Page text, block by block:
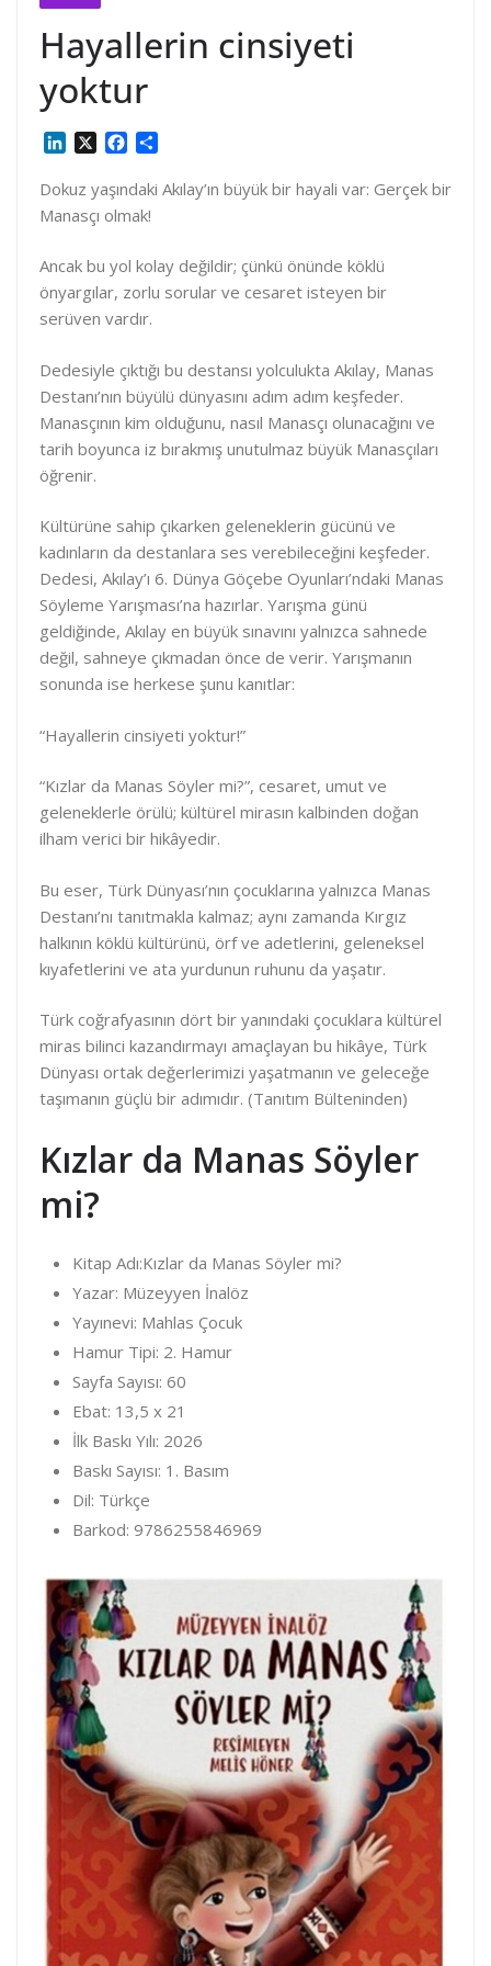
Hayallerin cinsiyeti
yoktur
n
k
I
n
c
e
o
k
a
Dokuz yaşındaki Akılay’ın büyük bir hayali var: Gerçek bir
Manasçı olmak!
Ancak bu yol kolay değildir; çünkü önünde köklü
önyargılar, zorlu sorular ve cesaret isteyen bir
serüven vardır.
Dedesiyle çıktığı bu destansı yolculukta Akılay, Manas
Destanı’nın büyülü dünyasını adım adım keşfeder.
Manasçının kim olduğunu, nasıl Manasçı olunacağını ve
tarih boyunca iz bırakmış unutulmaz büyük Manasçıları
öğrenir.
Kültürüne sahip çıkarken geleneklerin gücünü ve
kadınların da destanlara ses verebileceğini keşfeder.
Dedesi, Akılay’ı 6. Dünya Göçebe Oyunları’ndaki Manas
Söyleme Yarışması’na hazırlar. Yarışma günü
geldiğinde, Akılay en büyük sınavını yalnızca sahnede
değil, sahneye çıkmadan önce de verir. Yarışmanın
sonunda ise herkese şunu kanıtlar:
“Hayallerin cinsiyeti yoktur!”
“Kızlar da Manas Söyler mi?”, cesaret, umut ve
geleneklerle örülü; kültürel mirasın kalbinden doğan
ilham verici bir hikâyedir.
Bu eser, Türk Dünyası’nın çocuklarına yalnızca Manas
Destanı’nı tanıtmakla kalmaz; aynı zamanda Kırgız
halkının köklü kültürünü, örf ve adetlerini, geleneksel
kıyafetlerini ve ata yurdunun ruhunu da yaşatır.
Türk coğrafyasının dört bir yanındaki çocuklara kültürel
miras bilinci kazandırmayı amaçlayan bu hikâye, Türk
Dünyası ortak değerlerimizi yaşatmanın ve geleceğe
taşımanın güçlü bir adımıdır. (Tanıtım Bülteninden)
Kızlar da Manas Söyler
mi?
Kitap Adı:Kızlar da Manas Söyler mi?
Yazar: Müzeyyen İnalöz
Yayınevi: Mahlas Çocuk
Hamur Tipi: 2. Hamur
Sayfa Sayısı: 60
Ebat: 13,5 x 21
İlk Baskı Yılı: 2026
Baskı Sayısı: 1. Basım
Dil: Türkçe
Barkod: 9786255846969